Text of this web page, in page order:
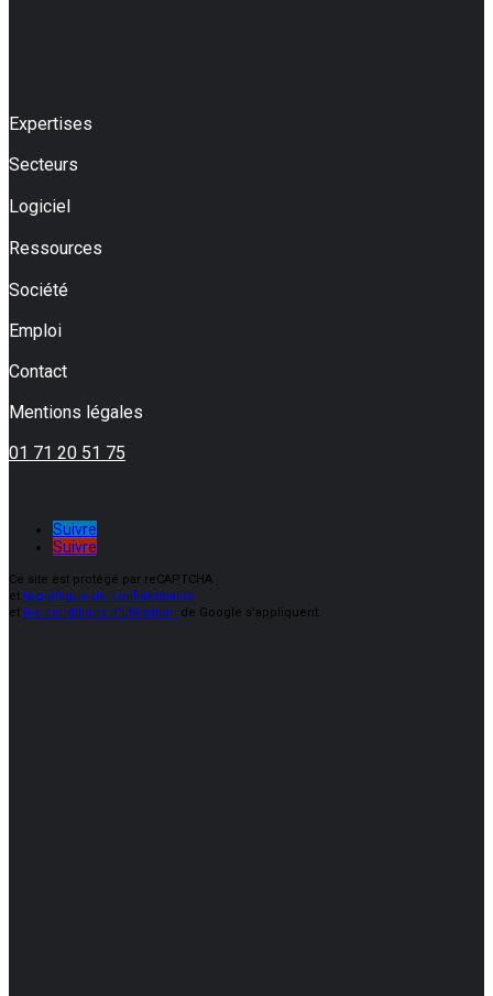
Expertises
Secteurs
Logiciel
Ressources
Société
Emploi
Contact
Mentions légales
01 71 20 51 75
Suivre
Suivre
Ce site est protégé par reCAPTCHA
et la politique de confidentialité
et les conditions d'utilisation de Google s'appliquent.